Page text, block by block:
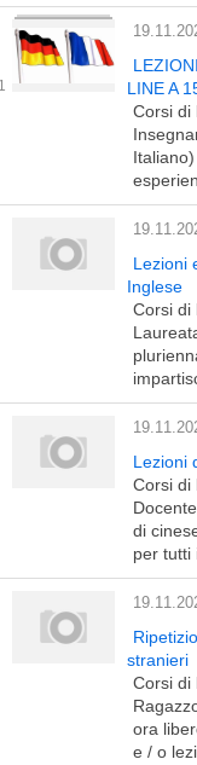
LINE A
Corsi di
Lezioni
Inglese
Corsi di
Lezioni
Corsi di
di
per tutti
stranieri
Corsi di
ora
e / o